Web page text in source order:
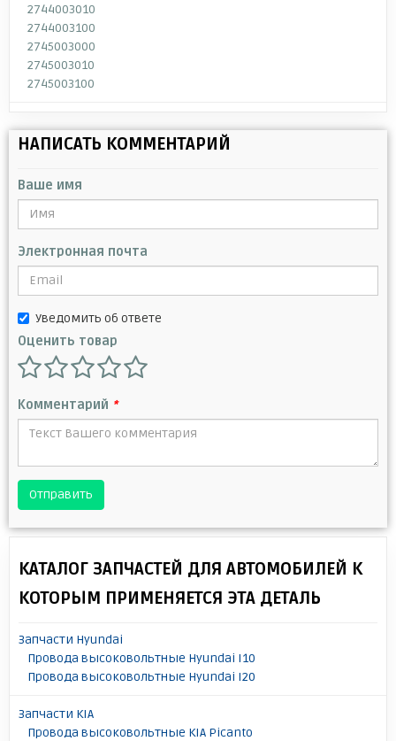
2744003010
2744003100
2745003000
2745003010
2745003100
НАПИСАТЬ КОММЕНТАРИЙ
Ваше имя
Электронная почта
Уведомить об ответе
Оценить товар
Комментарий *
Отправить
КАТАЛОГ ЗАПЧАСТЕЙ ДЛЯ АВТОМОБИЛЕЙ К
КОТОРЫМ ПРИМЕНЯЕТСЯ ЭТА ДЕТАЛЬ
Запчасти Hyundai
Провода высоковольтные Hyundai I10
Провода высоковольтные Hyundai I20
Запчасти KIA
Провода высоковольтные KIA Picanto